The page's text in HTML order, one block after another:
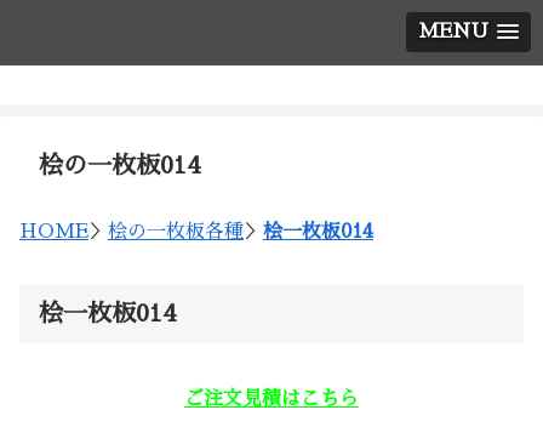
MENU
桧の一枚板014
HOME＞ 桧の一枚板各種＞ 桧一枚板014
桧一枚板014
ご注文見積はこちら